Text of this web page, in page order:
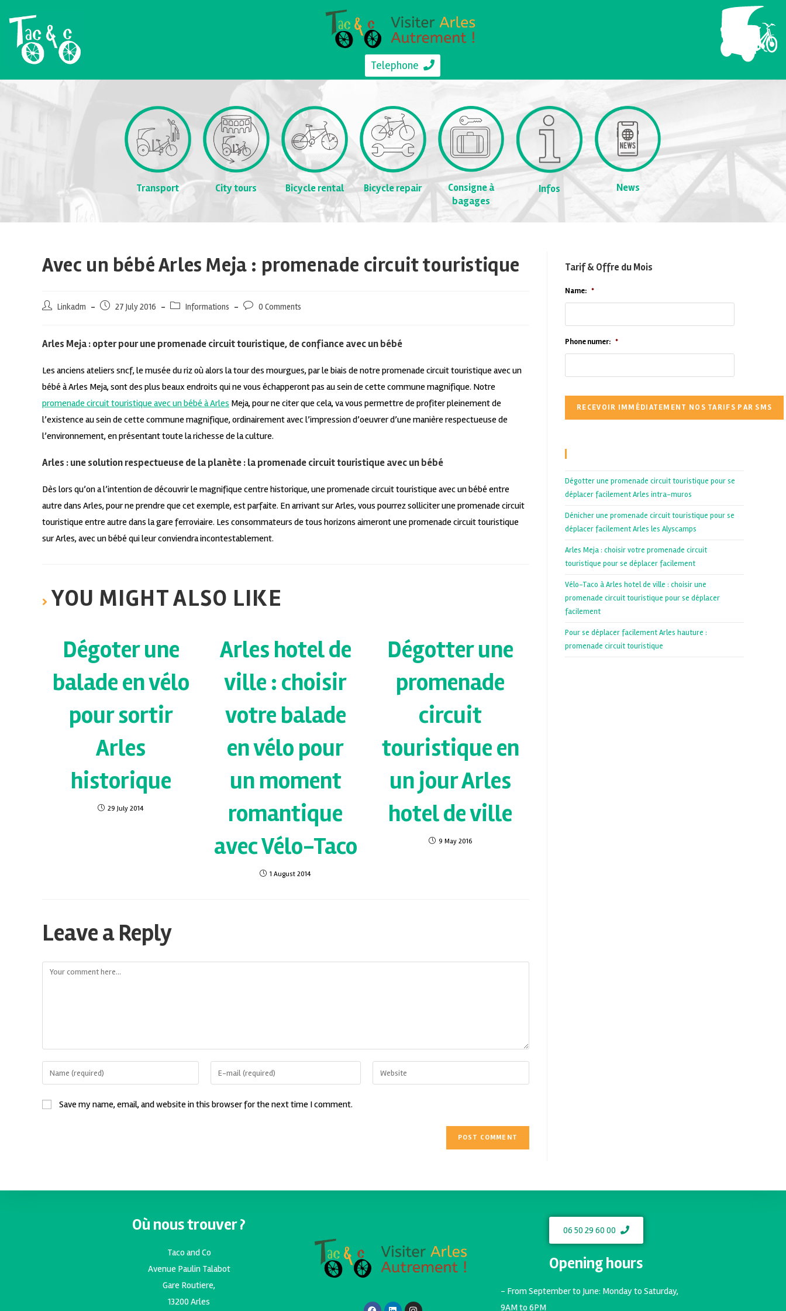
Telephone
Transport City tours Bicycle rental Bicycle repair
Consigne à
bagages
Infos News
Avec un bébé Arles Meja : promenade circuit touristique
Linkadm 27 July 2016 Informations 0 Comments
Arles Meja : opter pour une promenade circuit touristique, de confiance avec un bébé
Les anciens ateliers sncf, le musée du riz où alors la tour des mourgues, par le biais de notre promenade circuit touristique avec un
bébé à Arles Meja, sont des plus beaux endroits qui ne vous échapperont pas au sein de cette commune magnifique. Notre
promenade circuit touristique avec un bébé à Arles Meja, pour ne citer que cela, va vous permettre de profiter pleinement de
l’existence au sein de cette commune magnifique, ordinairement avec l’impression d’oeuvrer d’une manière respectueuse de
l’environnement, en présentant toute la richesse de la culture.
Arles : une solution respectueuse de la planète : la promenade circuit touristique avec un bébé
Dès lors qu’on a l’intention de découvrir le magnifique centre historique, une promenade circuit touristique avec un bébé entre
autre dans Arles, pour ne prendre que cet exemple, est parfaite. En arrivant sur Arles, vous pourrez solliciter une promenade circuit
touristique entre autre dans la gare ferroviaire. Les consommateurs de tous horizons aimeront une promenade circuit touristique
sur Arles, avec un bébé qui leur conviendra incontestablement.
YOU MIGHT ALSO LIKE
Dégoter une
balade en vélo
pour sortir
Arles
historique
29 July 2014
Arles hotel de
ville : choisir
votre balade
en vélo pour
un moment
romantique
avec Vélo-Taco
1 August 2014
Dégotter une
promenade
circuit
touristique en
un jour Arles
hotel de ville
9 May 2016
Leave a Reply
Save my name, email, and website in this browser for the next time I comment.
Tarif & Offre du Mois
Name: *
Phone numer: *
Dégotter une promenade circuit touristique pour se
déplacer facilement Arles intra-muros
Dénicher une promenade circuit touristique pour se
déplacer facilement Arles les Alyscamps
Arles Meja : choisir votre promenade circuit
touristique pour se déplacer facilement
Vélo-Taco à Arles hotel de ville : choisir une
promenade circuit touristique pour se déplacer
facilement
Pour se déplacer facilement Arles hauture :
promenade circuit touristique
Où nous trouver ?
Taco and Co
Avenue Paulin Talabot
Gare Routiere,
13200 Arles
06 50 29 60 00
Opening hours
- From September to June: Monday to Saturday,
9AM to 6PM